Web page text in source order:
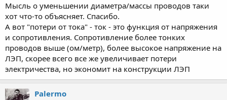
Мысль о уменьшении диаметра/массы проводов таки
хот что-то объясняет. Спасибо.
А вот "потери от тока" - ток - это функция от напряжения
и сопротивления. Сопротивление более тонких
проводов выше (ом/метр), более высокое напряжение на
ЛЭП, скорее всего все же увеличивает потери
электричества, но экономит на конструкции ЛЭП
Palermo